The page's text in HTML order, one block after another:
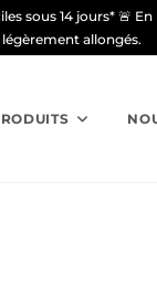
sous 14 jours*
légèrement allongés.